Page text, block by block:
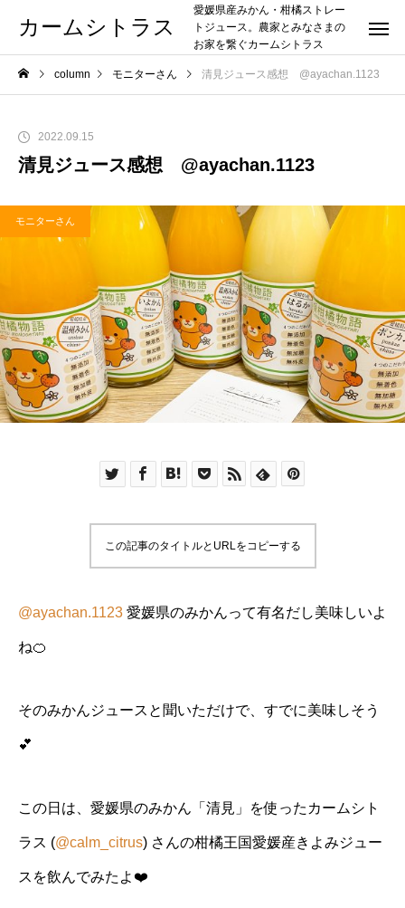
カームシトラス
愛媛県産みかん・柑橘ストレー
トジュース。農家とみなさまの
お家を繋ぐカームシトラス
column モニターさん 清見ジュース感想 @ayachan.1123
2022.09.15
清見ジュース感想 @ayachan.1123
モニターさん
この記事のタイトルとURLをコピーする
@ayachan.1123 愛媛県のみかんって有名だし美味しいよ
ね🍊
そのみかんジュースと聞いただけで、すでに美味しそう
💕
この日は、愛媛県のみかん「清見」を使ったカームシト
ラス (@calm_citrus) さんの柑橘王国愛媛産きよみジュー
スを飲んでみたよ❤️